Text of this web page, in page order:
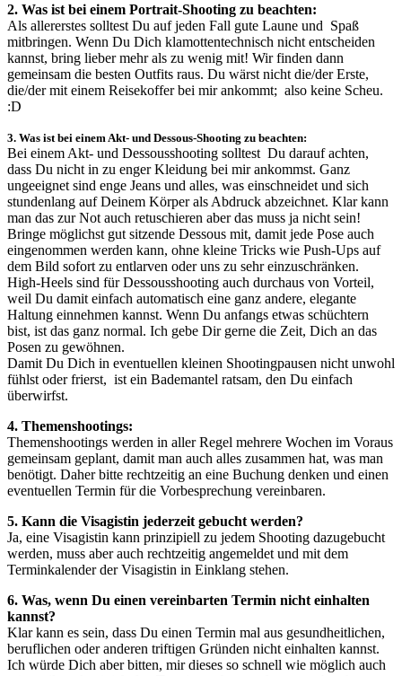
2. Was ist bei einem Portrait-Shooting zu beachten:
Als allererstes solltest Du auf jeden Fall gute Laune und Spaß
mitbringen. Wenn Du Dich klamottentechnisch nicht entscheiden
kannst, bring lieber mehr als zu wenig mit! Wir finden dann
gemeinsam die besten Outfits raus. Du wärst nicht die/der Erste,
die/der mit einem Reisekoffer bei mir ankommt; also keine Scheu.
:D
3. Was ist bei einem Akt- und Dessous-Shooting zu beachten:
Bei einem Akt- und Dessousshooting solltest Du darauf achten,
dass Du nicht in zu enger Kleidung bei mir ankommst. Ganz
ungeeignet sind enge Jeans und alles, was einschneidet und sich
stundenlang auf Deinem Körper als Abdruck abzeichnet. Klar kann
man das zur Not auch retuschieren aber das muss ja nicht sein!
Bringe möglichst gut sitzende Dessous mit, damit jede Pose auch
eingenommen werden kann, ohne kleine Tricks wie Push-Ups auf
dem Bild sofort zu entlarven oder uns zu sehr einzuschränken.
High-Heels sind für Dessousshooting auch durchaus von Vorteil,
weil Du damit einfach automatisch eine ganz andere, elegante
Haltung einnehmen kannst. Wenn Du anfangs etwas schüchtern
bist, ist das ganz normal. Ich gebe Dir gerne die Zeit, Dich an das
Posen zu gewöhnen.
Damit Du Dich in eventuellen kleinen Shootingpausen nicht unwohl
fühlst oder frierst, ist ein Bademantel ratsam, den Du einfach
überwirfst.
4. Themenshootings:
Themenshootings werden in aller Regel mehrere Wochen im Voraus
gemeinsam geplant, damit man auch alles zusammen hat, was man
benötigt. Daher bitte rechtzeitig an eine Buchung denken und einen
eventuellen Termin für die Vorbesprechung vereinbaren.
5. Kann die Visagistin jederzeit gebucht werden?
Ja, eine Visagistin kann prinzipiell zu jedem Shooting dazugebucht
werden, muss aber auch rechtzeitig angemeldet und mit dem
Terminkalender der Visagistin in Einklang stehen.
6. Was, wenn Du einen vereinbarten Termin nicht einhalten
kannst?
Klar kann es sein, dass Du einen Termin mal aus gesundheitlichen,
beruflichen oder anderen triftigen Gründen nicht einhalten kannst.
Ich würde Dich aber bitten, mir dieses so schnell wie möglich auch